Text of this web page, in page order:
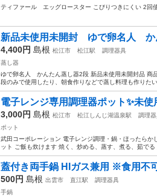
ティファール エッグロースター こびりつきにくい 2回
新品未使用未開封 ゆで卵名人 か
4,400円 島根 松江市 松江駅
調理器具
蒸し器
ゆで卵名人 かんたん蒸し器2段 新品未使用未開封品 商
段のみで使用したり、朝食作りなどで蒸し料理も作りた
電子レンジ専用調理器ポット✨️未使
3,000円 島根 松江市 松江しんじ湖温泉駅
調理
ポット
武田コーポレーション 電子レンジ調理・鍋・ほったら
ット ご飯も炊けます 焼く、炒める、蒸す、煮る、茹でる
蓋付き両手鍋 HIガス兼用 ※食用不
500円 島根 出雲市 直江駅
調理器具
手鍋